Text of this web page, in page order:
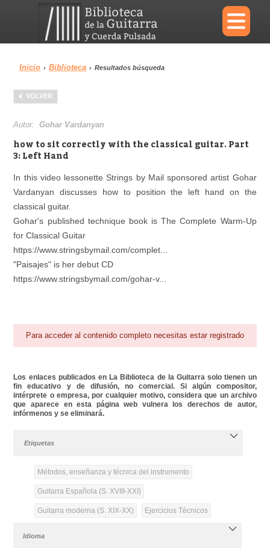
×
Menu
Biblioteca
Reproductor
Inicio › Biblioteca › Resultados búsqueda
VOLVER
Autor:Gohar Vardanyan
how to sit correctly with the classical guitar. Part
3: Left Hand
In this video lessonette Strings by Mail sponsored artist Gohar
Vardanyan discusses how to position the left hand on the
classical guitar.
Gohar's published technique book is The Complete Warm-Up
for Classical Guitar
https://www.stringsbymail.com/complet...
"Paisajes" is her debut CD
https://www.stringsbymail.com/gohar-v...
Para acceder al contenido completo necesitas estar registrado
Los enlaces publicados en La Biblioteca de la Guitarra solo tienen un
fin educativo y de difusión, no comercial. Si algún compositor,
intérprete o empresa, por cualquier motivo, considera que un archivo
que aparece en esta página web vulnera los derechos de autor,
infórmenos y se eliminará.
Etiquetas
Métodos, enseñanza y técnica del instrumento
Guitarra Española (S. XVIII-XXI)
Guitarra moderna (S. XIX-XX) Ejercicios Técnicos
Idioma